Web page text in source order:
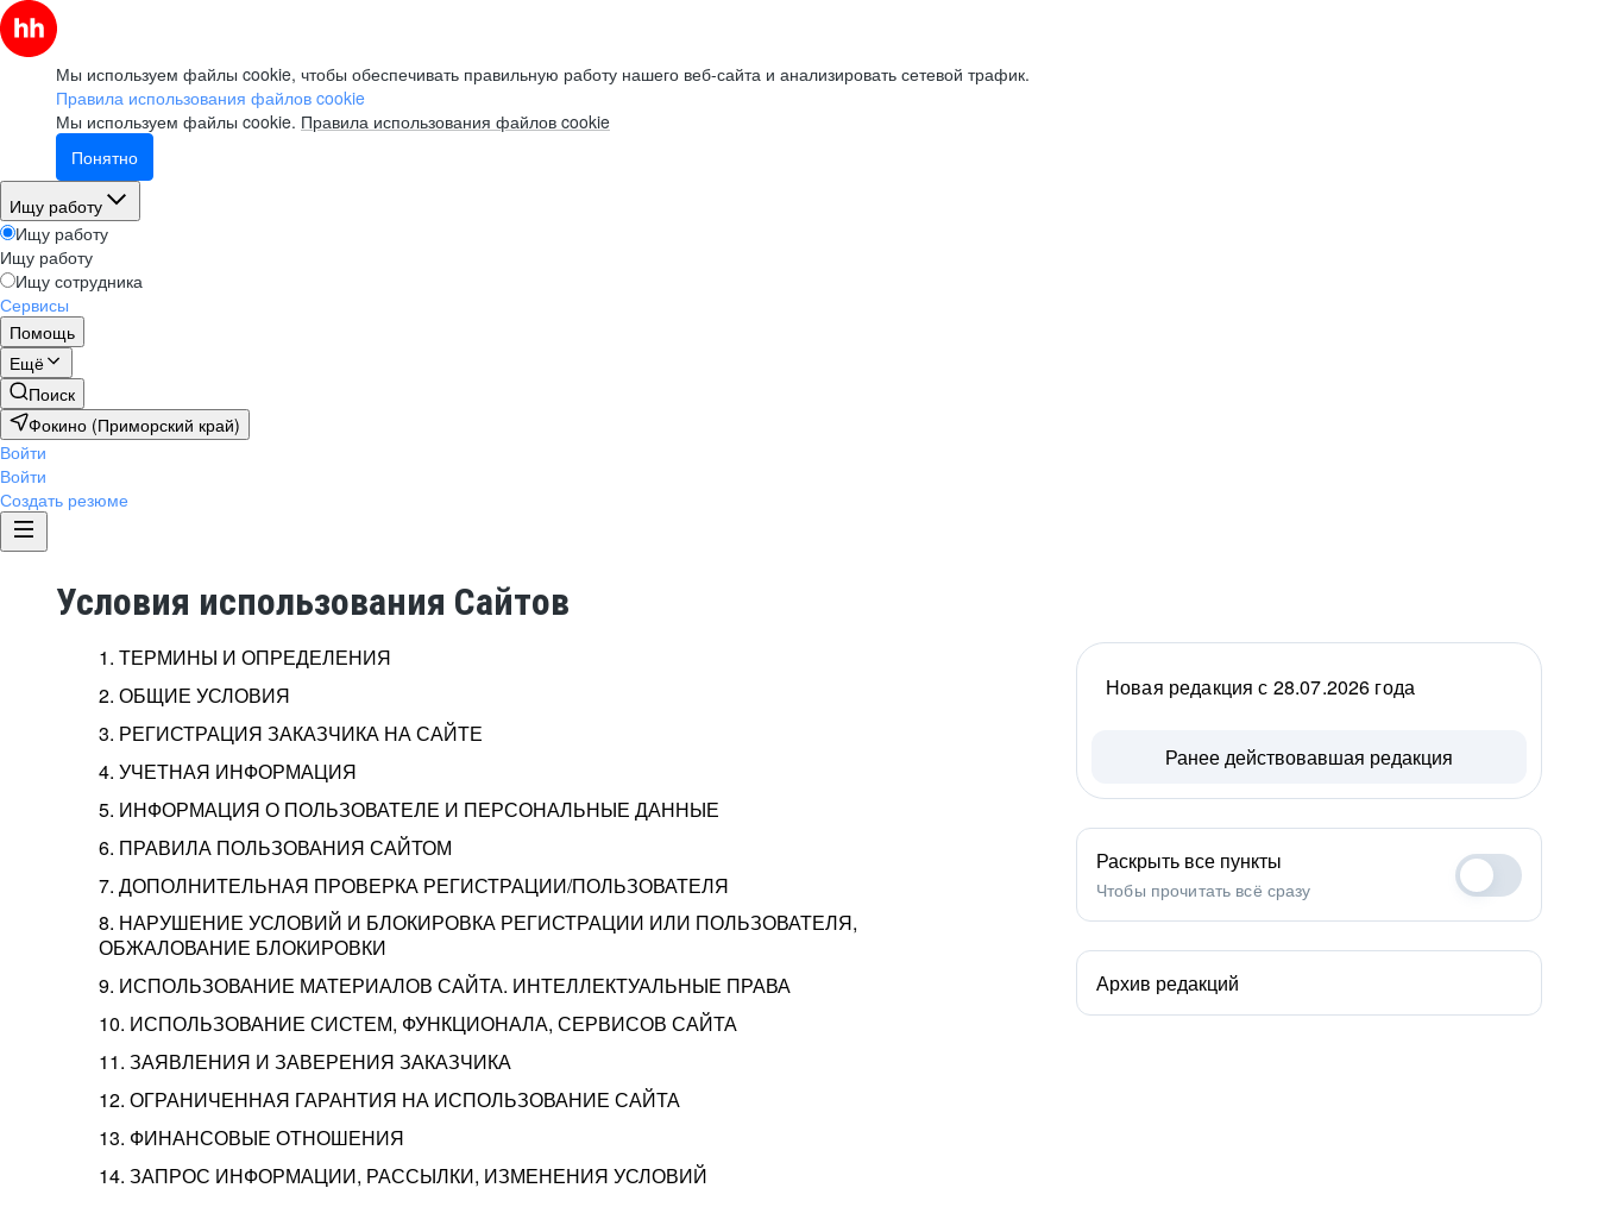
Мы используем файлы cookie, чтобы обеспечивать правильную работу нашего веб-сайта и анализировать сетевой трафик.
Правила использования файлов cookie
Мы используем файлы cookie. Правила использования файлов cookie
Понятно
Ищу работу
Ищу работу
Ищу работу
Ищу сотрудника
Сервисы
Помощь
Ещё
Поиск
Фокино (Приморский край)
Войти
Войти
Создать резюме
Условия использования Сайтов
1. ТЕРМИНЫ И ОПРЕДЕЛЕНИЯ
2. ОБЩИЕ УСЛОВИЯ
3. РЕГИСТРАЦИЯ ЗАКАЗЧИКА НА САЙТЕ
4. УЧЕТНАЯ ИНФОРМАЦИЯ
5. ИНФОРМАЦИЯ О ПОЛЬЗОВАТЕЛЕ И ПЕРСОНАЛЬНЫЕ ДАННЫЕ
6. ПРАВИЛА ПОЛЬЗОВАНИЯ САЙТОМ
7. ДОПОЛНИТЕЛЬНАЯ ПРОВЕРКА РЕГИСТРАЦИИ/ПОЛЬЗОВАТЕЛЯ
8. НАРУШЕНИЕ УСЛОВИЙ И БЛОКИРОВКА РЕГИСТРАЦИИ ИЛИ ПОЛЬЗОВАТЕЛЯ,
ОБЖАЛОВАНИЕ БЛОКИРОВКИ
9. ИСПОЛЬЗОВАНИЕ МАТЕРИАЛОВ САЙТА. ИНТЕЛЛЕКТУАЛЬНЫЕ ПРАВА
10. ИСПОЛЬЗОВАНИЕ СИСТЕМ, ФУНКЦИОНАЛА, СЕРВИСОВ САЙТА
11. ЗАЯВЛЕНИЯ И ЗАВЕРЕНИЯ ЗАКАЗЧИКА
12. ОГРАНИЧЕННАЯ ГАРАНТИЯ НА ИСПОЛЬЗОВАНИЕ САЙТА
13. ФИНАНСОВЫЕ ОТНОШЕНИЯ
14. ЗАПРОС ИНФОРМАЦИИ, РАССЫЛКИ, ИЗМЕНЕНИЯ УСЛОВИЙ
Новая редакция с 28.07.2026 года
Ранее действовавшая редакция
Раскрыть все пункты
Чтобы прочитать всё сразу
Архив редакций